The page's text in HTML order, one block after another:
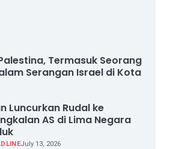
Termasuk Seorang
Serangan Israel di Kota
Luncurkan Rudal ke
AS di Lima Negara
July 13, 2026